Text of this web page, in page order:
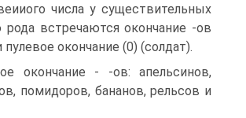
числа у существительных
рода встречаются окончание -ов
пулевое окончание (0) (солдат).
окончание - -ов: апельсинов,
помидоров, бананов, рельсов и